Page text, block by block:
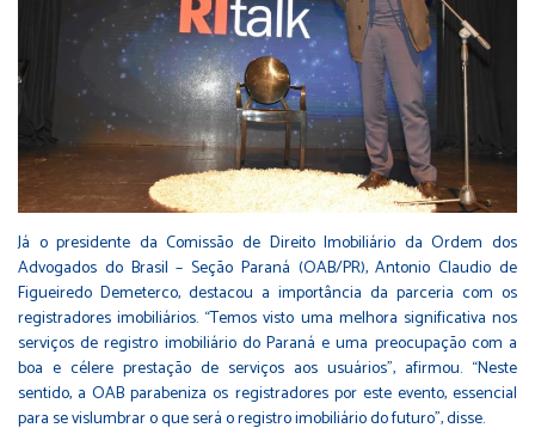
Já o presidente da Comissão de Direito Imobiliário da Ordem dos
Advogados do Brasil – Seção Paraná (OAB/PR), Antonio Claudio de
Figueiredo Demeterco, destacou a importância da parceria com os
registradores imobiliários. “Temos visto uma melhora significativa nos
serviços de registro imobiliário do Paraná e uma preocupação com a
boa e célere prestação de serviços aos usuários”, afirmou. “Neste
sentido, a OAB parabeniza os registradores por este evento, essencial
para se vislumbrar o que será o registro imobiliário do futuro”, disse.